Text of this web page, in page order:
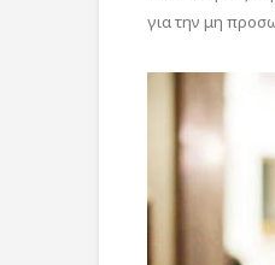
για την μη